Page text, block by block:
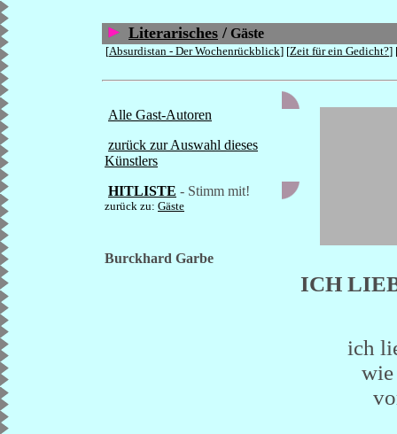
Literarisches / Gäste
[Absurdistan - Der Wochenrückblick] [Zeit für ein Gedicht?]
Alle Gast-Autoren
zurück zur Auswahl dieses
Künstlers
HITLISTE - Stimm mit!
zurück zu: Gäste
Burckhard Garbe
ICH
ich
wie